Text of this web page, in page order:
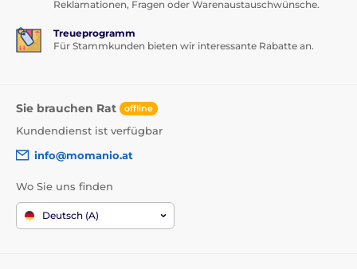
Reklamationen, Fragen oder Warenaustauschwünsche.
Treueprogramm
Für Stammkunden bieten wir interessante Rabatte an.
Sie brauchen Rat offline
Kundendienst ist verfügbar
info@momanio.at
Wo Sie uns finden
Deutsch (A)